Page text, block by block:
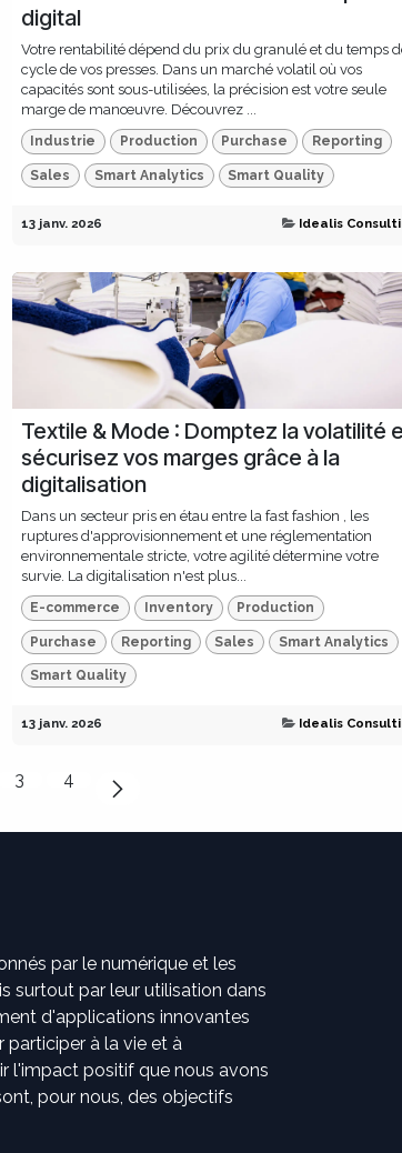
digital
Votre rentabilité dépend du prix du granulé et du temps
cycle de vos presses. Dans un marché volatil où vos
capacités sont sous-utilisées, la précision est votre seule
marge de manœuvre. Découvrez ...
Industrie Production Purchase Reporting
Sales Smart Analytics Smart Quality
13 janv. 2026 Idealis
Textile & Mode : Domptez la volatilité
sécurisez vos marges grâce à la
digitalisation
Dans un secteur pris en étau entre la fast fashion , les
ruptures d'approvisionnement et une réglementation
environnementale stricte, votre agilité détermine votre
survie. La digitalisation n'est plus...
E-commerce Inventory Production
Purchase Reporting Sales Smart Analytics
Smart Quality
13 janv. 2026 Idealis
3 4
par le numérique et les
surtout par leur utilisation dans
d'applications innovantes
participer à la vie et à
l'impact positif que nous avons
pour nous, des objectifs